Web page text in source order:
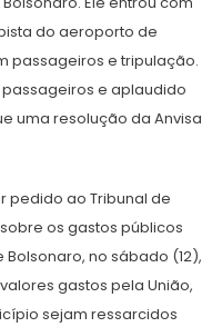
do aeroporto de
passageiros e tripulação.
e aplaudido
uma resolução da Anvisa
pedido ao Tribunal de
os gastos públicos
no sábado (12),
gastos pela União,
sejam ressarcidos